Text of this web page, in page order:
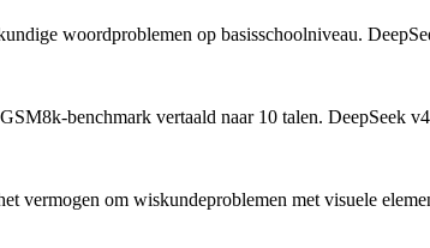
woordproblemen op basisschoolniveau.
benchmark vertaald naar 10 talen. DeepSeek
vermogen om wiskundeproblemen met visuele